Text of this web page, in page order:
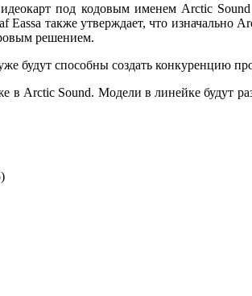
под кодовым именем Arctic
также утверждает, что изначально
решением.
будут способны создать конкуренцию
Arctic Sound. Модели в линейке будут